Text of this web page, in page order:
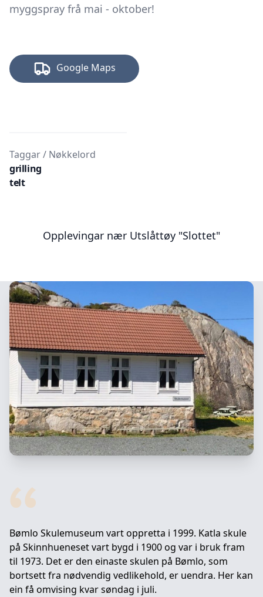
myggspray frå mai - oktober!
Google Maps
Taggar / Nøkkelord
grilling
telt
Opplevingar nær Utslåttøy "Slottet"
Bømlo Skulemuseum vart oppretta i 1999. Katla skule
på Skinnhueneset vart bygd i 1900 og var i bruk fram
til 1973. Det er den einaste skulen på Bømlo, som
bortsett fra nødvendig vedlikehold, er uendra. Her kan
ein få omvising kvar søndag i juli.